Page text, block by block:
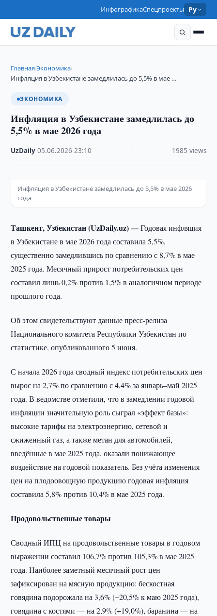
ИнфографикаСпецпроекты Ру
Главная›Экономика›
Инфляция в Узбекистане замедлилась до 5,5% в мае …
ЭКОНОМИКА
Инфляция в Узбекистане замедлилась до
5,5% в мае 2026 года
UzDaily ·05.06.2026 ·23:10 1985 views
Инфляция в Узбекистане замедлилась до 5,5% в мае 2026
года
Ташкент, Узбекистан (UzDaily.uz) —Годовая инфляция
в Узбекистане в мае 2026 года составила 5,5%,
существенно замедлившись по сравнению с 8,7% в мае
2025 года. Месячный прирост потребительских цен
составил лишь 0,2% против 1,5% в аналогичном периоде
прошлого года.
Об этом свидетельствуют данные пресс-релиза
Национального комитета Республики Узбекистан по
статистике, опубликованного 5 июня.
С начала 2026 года сводный индекс потребительских цен
вырос на 2,7% по сравнению с 4,4% за январь–май 2025
года. В ведомстве отметили, что в замедлении годовой
инфляции значительную роль сыграл «эффект базы»:
высокие тарифы на электроэнергию, сетевой и
сжиженный газ, а также метан для автомобилей,
введённые в мае 2025 года, оказали понижающее
воздействие на годовой показатель. Без учёта изменения
цен на плодоовощную продукцию годовая инфляция
составила 5,8% против 10,4% в мае 2025 года.
Продовольственные товары
Сводный ИПЦ на продовольственные товары в годовом
выражении составил 106,7% против 105,3% в мае 2025
года. Наиболее заметный месячный рост цен
зафиксирован на мясную продукцию: бескостная
говядина подорожала на 3,6% (+20,5% к маю 2025 года),
говядина с костями — на 2,9% (+19,0%), баранина — на